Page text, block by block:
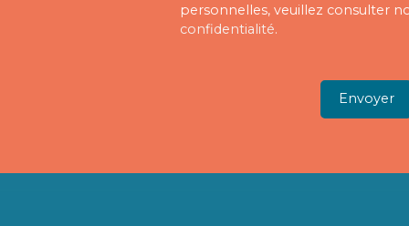
personnelles, veuillez consulter
confidentialité.
Envoyer